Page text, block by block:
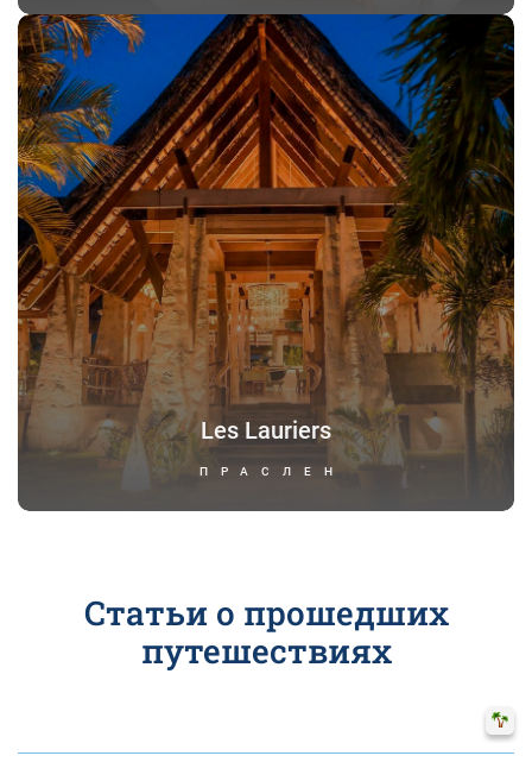
Les Lauriers
ПРАСЛЕН
Статьи о прошедших
путешествиях